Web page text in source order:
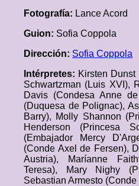
Fotografía: Lance Acord
Guion: Sofia Coppola
Dirección: Sofia Coppola
Intérpretes: Kirsten Dunst
Schwartzman (Luis XVI),
Davis (Condesa Anne
(Duquesa de Polignac),
Barry), Molly Shannon
Henderson (Princesa
(Embajador Mercy
(Conde Axel de Fersen),
Austria), Maríanne
Teresa), Mary Nighy
Sebastian Armesto